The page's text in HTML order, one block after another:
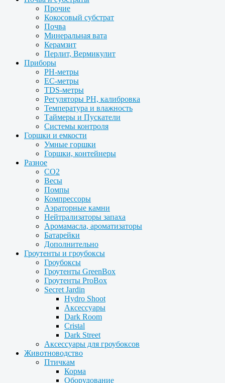
Прочие
Кокосовый субстрат
Почва
Минеральная вата
Керамзит
Перлит, Вермикулит
Приборы
PH-метры
EC-метры
TDS-метры
Регуляторы PH, калибровка
Температура и влажность
Таймеры и Пускатели
Системы контроля
Горшки и емкости
Умные горшки
Горшки, контейнеры
Разное
CO2
Весы
Помпы
Компрессоры
Аэраторные камни
Нейтрализаторы запаха
Аромамасла, ароматизаторы
Батарейки
Дополнительно
Гроутенты и гроубоксы
Гроубоксы
Гроутенты GreenBox
Гроутенты ProBox
Secret Jardin
Hydro Shoot
Аксессуары
Dark Room
Cristal
Dark Street
Аксессуары для гроубоксов
Животноводство
Птичкам
Корма
Оборудование